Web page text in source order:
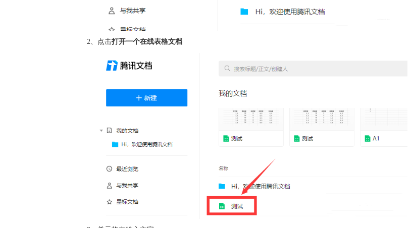
2、点击打开一个在线表格文档